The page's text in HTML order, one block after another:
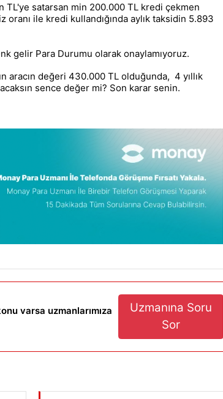
TL'ye satarsan min 200.000 TL kredi çekmen
oranı ile kredi kullandığında aylık taksidin 5.893
gelir Para Durumu olarak onaylamıyoruz.
aracın değeri 430.000 TL olduğunda, 4 yıllık
sence değer mi? Son karar senin.
varsa uzmanlarımıza
Uzmanına Soru
Sor